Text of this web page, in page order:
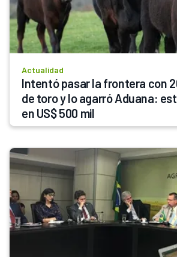
Actualidad
Intentó pasar la frontera con
de toro y lo agarró Aduana:
en US$ 500 mil